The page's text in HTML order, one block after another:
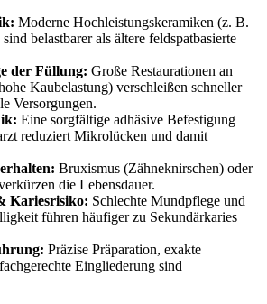
Moderne Hochleistungskeramiken (z. B.
belastbarer als ältere feldspatbasierte
der Füllung: Große Restaurationen an
Kaubelastung) verschleißen schneller
Versorgungen.
Eine sorgfältige adhäsive Befestigung
reduziert Mikrolücken und damit
Bruxismus (Zähneknirschen) oder
die Lebensdauer.
Kariesrisiko: Schlechte Mundpflege und
führen häufiger zu Sekundärkaries
Präzise Präparation, exakte
Eingliederung sind